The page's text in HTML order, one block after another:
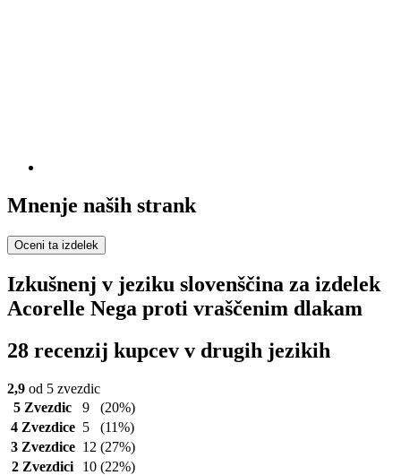
Mnenje naših strank
Oceni ta izdelek
Izkušnenj v jeziku slovenščina za izdelek
Acorelle Nega proti vraščenim dlakam
28 recenzij kupcev v drugih jezikih
2,9 od 5 zvezdic
5 Zvezdic
9
(20%)
4 Zvezdice 5
(11%)
3 Zvezdice 12 (27%)
2 Zvezdici
10 (22%)